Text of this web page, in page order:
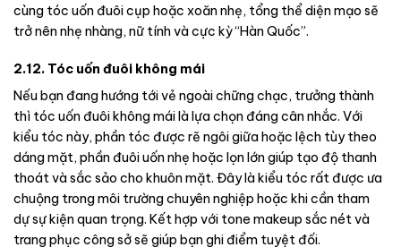
cùng tóc uốn đuôi cụp hoặc xoăn nhẹ, tổng thể diện mạo sẽ
trở nên nhẹ nhàng, nữ tính và cực kỳ “Hàn Quốc”.
2.12. Tóc uốn đuôi không mái
Nếu bạn đang hướng tới vẻ ngoài chững chạc, trưởng thành
thì tóc uốn đuôi không mái là lựa chọn đáng cân nhắc. Với
kiểu tóc này, phần tóc được rẽ ngôi giữa hoặc lệch tùy theo
dáng mặt, phần đuôi uốn nhẹ hoặc lọn lớn giúp tạo độ thanh
thoát và sắc sảo cho khuôn mặt. Đây là kiểu tóc rất được ưa
chuộng trong môi trường chuyên nghiệp hoặc khi cần tham
dự sự kiện quan trọng. Kết hợp với tone makeup sắc nét và
trang phục công sở sẽ giúp bạn ghi điểm tuyệt đối.